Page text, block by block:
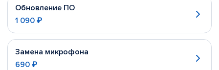
Обновление ПО
1 090 ₽
Замена микрофона
690 ₽